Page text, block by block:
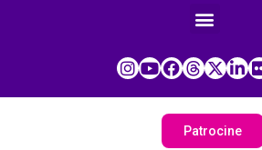
Patrocine